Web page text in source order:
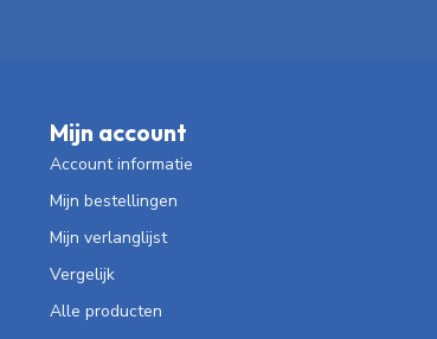
Mijn account
Account informatie
Mijn bestellingen
Mijn verlanglijst
Vergelijk
Alle producten